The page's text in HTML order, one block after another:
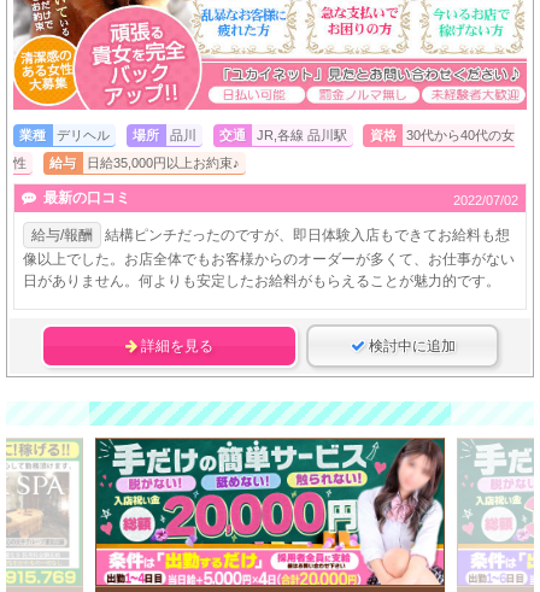
業種 デリヘル 場所 品川 交通 JR,各線 品川駅 資格
30代から40代の女
性
給与 日給35,000円以上お約束♪
最新の口コミ 2022/07/02
給与/報酬
結構ピンチだったのですが、即日体験入店もできてお給料も想
像以上でした。お店全体でもお客様からのオーダーが多くて、お仕事がない
日がありません。何よりも安定したお給料がもらえることが魅力的です。
詳細を見る 検討中に追加